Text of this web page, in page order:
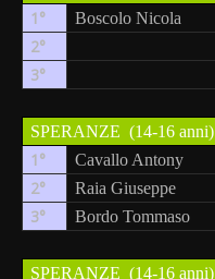
1° Boscolo Nicola
2°
3°
SPERANZE (14-16 anni)
1° Cavallo Antony
2° Raia Giuseppe
3° Bordo Tommaso
SPERANZE (14-16 anni)